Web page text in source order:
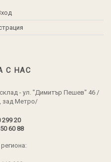
С НАС
- ул. "Димитър Пешев" 46 /
зад Метро/
299 20
60 88